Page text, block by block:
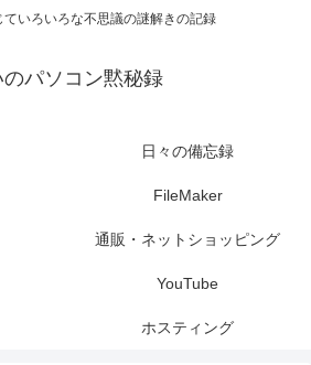
ていろいろな不思議の謎解きの記録
のパソコン黙秘録
日々の備忘録
FileMaker
通販・ネットショッピング
YouTube
ホスティング